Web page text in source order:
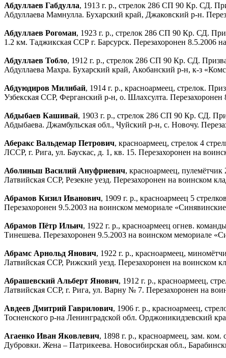
Абдуллаев Габдулла, 1913 г. р., стрелок 286 СП 90 Кр. СД.
Абдуллаева Мамнулла. Бухарский край, Джаковский р-н.
Абдуллаев Рогоман, 1923 г. р., стрелок 286 СП 90 Кр. СД.
1.2 км. Таджикская ССР г. Барсурск. Перезахоронен 8.5.2006
Абдуллаев Тобло, 1912 г. р., стрелок 286 СП 90 Кр. СД.
Абдуллаева Махра. Бухарский край, Акобанский р-н, к-з
Абдуюдиров Милибай, 1914 г. р., красноармеец, стрелок.
Узбекская ССР, Ферганский р-н, о. Шлахсулта.
Абдыбаев Кашивай, 1903 г. р., стрелок 286 СП 90 Кр. СД.
Абдыбаева. Джамбульская обл., Чуйский р-н, с. Новочу.
Аберакс Вальдемар Петрович, красноармеец, стрелок 4
ЛССР, г. Рига, ул. Баускас, д. 1, кв. 15. Перезахоронен на
Аболиньш Василий Ануфриевич, красноармеец,
Латвийская ССР, Резекне уезд. Перезахоронен на воинском
Абрамов Кизил Иванович, 1909 г. р., красноармеец 5
Перезахоронен 9.5.2003 на воинском мемориале
Абрамов Пётр Ильич, 1922 г. р., красноармеец огнев.
Тинешева. Перезахоронен 9.5.2003 на воинском мемориале
Абрамс Арнольд Янович, 1922 г. р., красноармеец,
Латвийская ССР, Рижский уезд. Перезахоронен на воинском
Абрашевский Альберт Янович, 1912 г. р., красноармеец,
Латвийская ССР, г. Рига, ул. Варну № 7. Перезахоронен на
Авдеев Дмитрий Гаврилович, 1906 г. р., красноармеец,
Тосненского р-на Ленинградской обл. Орджоникидзевский
Агаенко Иван Яковлевич, 1898 г. р., красноармеец, зам.
Дубровки. Жена – Патрикеева. Новосибирская обл.,